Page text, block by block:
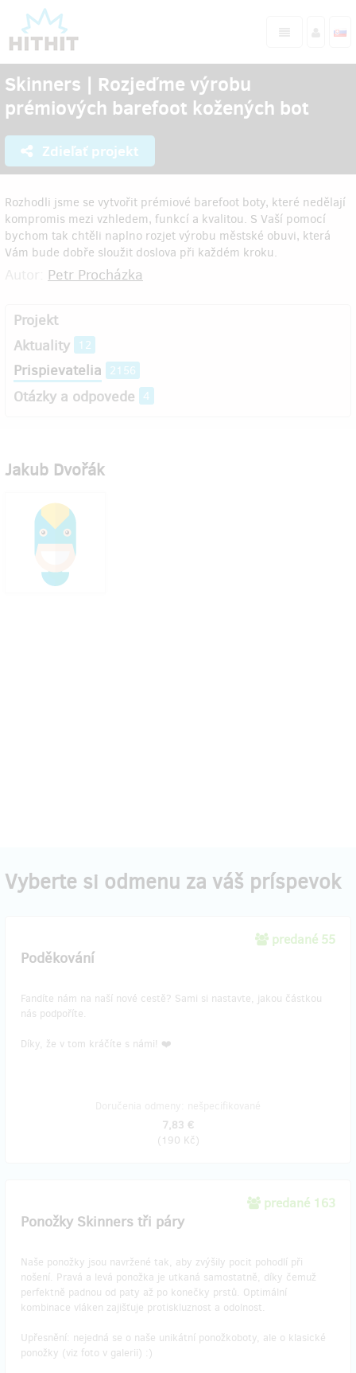
Skinners | Rozjeďme výrobu
prémiových barefoot kožených bot
Zdieľať projekt
Rozhodli jsme se vytvořit prémiové barefoot boty, které nedělají
kompromis mezi vzhledem, funkcí a kvalitou. S Vaší pomocí
bychom tak chtěli naplno rozjet výrobu městské obuvi, která
Vám bude dobře sloužit doslova při každém kroku.
Petr Procházka
Projekt
Aktuality
12
Prispievatelia 2156
Otázky a odpovede 4
Jakub Dvořák
Vyberte si odmenu za váš príspevok
predané 55
Poděkování
Fandíte nám na naší nové cestě? Sami si nastavte, jakou částkou
nás podpoříte.
Díky, že v tom kráčíte s námi! ❤️
7,83 €
(190 Kč)
predané 163
Ponožky Skinners tři páry
Naše ponožky jsou navržené tak, aby zvýšily pocit pohodlí při
nošení. Pravá a levá ponožka je utkaná samostatně, díky čemuž
perfektně padnou od paty až po konečky prstů. Optimální
kombinace vláken zajišťuje protiskluznost a odolnost.
Upřesnění: nejedná se o naše unikátní ponožkoboty, ale o klasické
ponožky (viz foto v galerii) :)